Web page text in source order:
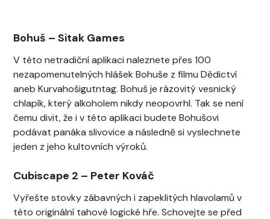
Bohuš – Sitak Games
V této netradiční aplikaci naleznete přes 100
nezapomenutelných hlášek Bohuše z filmu Dědictví
aneb Kurvahošigutntag. Bohuš je rázovitý vesnický
chlapík, který alkoholem nikdy neopovrhl. Tak se není
čemu divit, že i v této aplikaci budete Bohušovi
podávat panáka slivovice a následně si vyslechnete
jeden z jeho kultovních výroků.
Cubiscape 2 – Peter Kováč
Vyřešte stovky zábavných i zapeklitých hlavolamů v
této originální tahové logické hře. Schovejte se před